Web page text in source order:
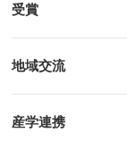
受賞
地域交流
産学連携